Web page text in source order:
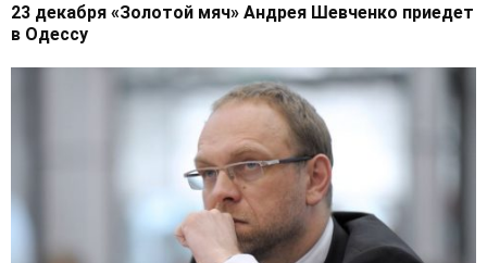
23 декабря «Золотой мяч» Андрея Шевченко приедет
в Одессу